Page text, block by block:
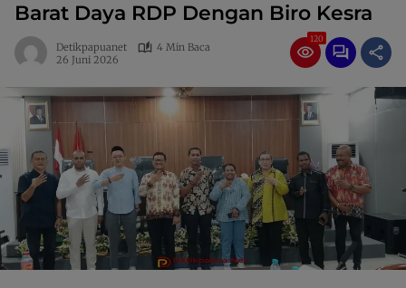
Barat Daya RDP Dengan Biro Kesra
Detikpapuanet
4 Min Baca
26 Juni 2026
120